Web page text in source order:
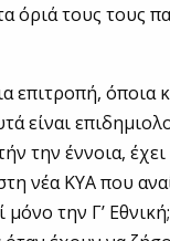
όριά τους τους
επιτροπή, όποια
είναι
την έννοια,
νέα ΚΥΑ που
μόνο την Γ’